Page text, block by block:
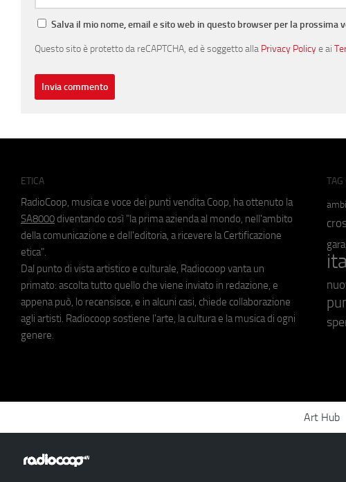
Salva il mio nome, email e sito web in questo browser per la prossima
Questo sito è protetto da reCAPTCHA, ed è soggetto alla Privacy Policye ai
ETICA
RadioCoop, musica e voce dei punti vendita Coop, ha ottenuto la
SA8000 diventando così "la prima azienda al mondo, nell'ambito
della comunicazione e dell'editoria, a ricevere la Certificazione
etica".
Dal punto di vista artistico e culturale, Radiocoop vanta un
primato: ascolta tutto quello che viene inviato in redazione, e
appena può, lo recensisce, e in alcuni casi, chiede collaborazione
agli artisti. Radiocoop sostiene l'arte, la cultura e la musica di ogni
genere.
TAG
Art Hub